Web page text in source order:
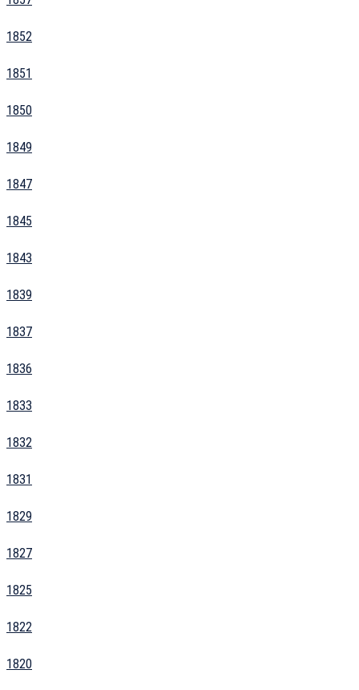
1852
1851
1850
1849
1847
1845
1843
1839
1837
1836
1833
1832
1831
1829
1827
1825
1822
1820